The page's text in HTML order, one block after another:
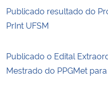
Publicado resultado do
PrInt UFSM
Publicado o Edital
Mestrado do PPGMet